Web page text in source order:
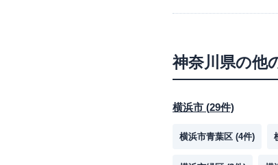
神奈川県の他
横浜市 (29件)
横浜市青葉区 (4件)